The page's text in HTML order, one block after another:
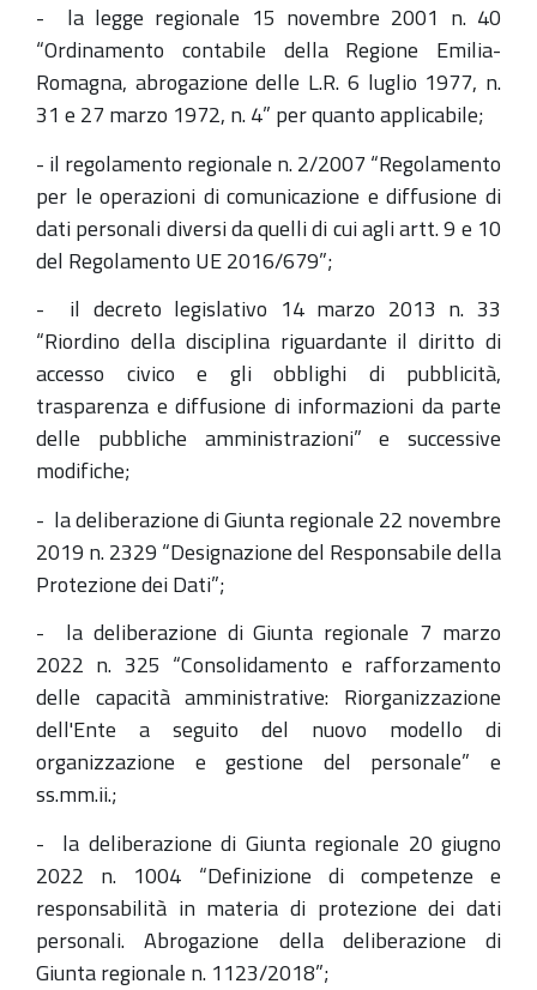
- la legge regionale 15 novembre 2001 n. 40
“Ordinamento contabile della Regione Emilia-
Romagna, abrogazione delle L.R. 6 luglio 1977, n.
31 e 27 marzo 1972, n. 4” per quanto applicabile;
- il regolamento regionale n. 2/2007 “Regolamento
per le operazioni di comunicazione e diffusione di
dati personali diversi da quelli di cui agli artt. 9 e 10
del Regolamento UE 2016/679”;
- il decreto legislativo 14 marzo 2013 n. 33
“Riordino della disciplina riguardante il diritto di
accesso civico e gli obblighi di pubblicità,
trasparenza e diffusione di informazioni da parte
delle pubbliche amministrazioni” e successive
modifiche;
- la deliberazione di Giunta regionale 22 novembre
2019 n. 2329 “Designazione del Responsabile della
Protezione dei Dati”;
- la deliberazione di Giunta regionale 7 marzo
2022 n. 325 “Consolidamento e rafforzamento
delle capacità amministrative: Riorganizzazione
dell'Ente a seguito del nuovo modello di
organizzazione e gestione del personale” e
ss.mm.ii.;
- la deliberazione di Giunta regionale 20 giugno
2022 n. 1004 “Definizione di competenze e
responsabilità in materia di protezione dei dati
personali. Abrogazione della deliberazione di
Giunta regionale n. 1123/2018”;